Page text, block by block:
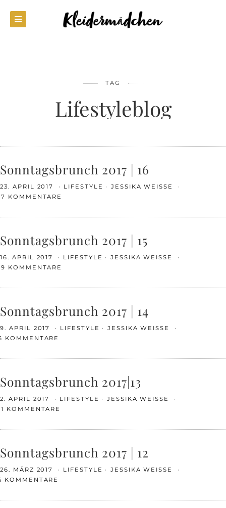
TAG
Lifestyleblog
Sonntagsbrunch 2017 | 16
23. APRIL 2017 LIFESTYLE
JESSIKA WEISSE
KOMMENTARE
Sonntagsbrunch 2017 | 15
16. APRIL 2017 LIFESTYLE
JESSIKA WEISSE
KOMMENTARE
Sonntagsbrunch 2017 | 14
9. APRIL 2017 LIFESTYLE
JESSIKA WEISSE
KOMMENTARE
Sonntagsbrunch 2017|13
2. APRIL 2017 LIFESTYLE
JESSIKA WEISSE
KOMMENTARE
Sonntagsbrunch 2017 | 12
26. MÄRZ 2017 LIFESTYLE
JESSIKA WEISSE
KOMMENTARE